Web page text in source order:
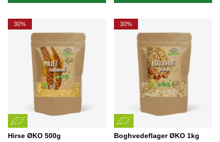
30%
Hirse ØKO 500g
30%
Boghvedeflager ØKO 1kg